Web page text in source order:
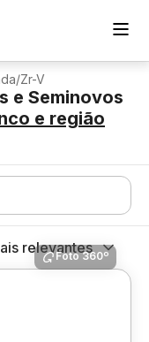
/Zr-V
e Seminovos
e região
relevantes
Foto 360º